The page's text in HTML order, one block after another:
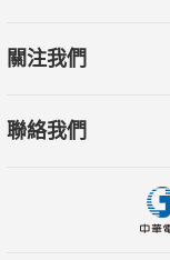
關注我們
聯絡我們